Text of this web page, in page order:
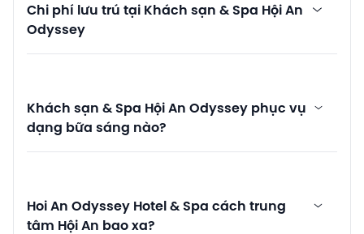
Chi phí lưu trú tại Khách sạn & Spa Hội An
Odyssey
Khách sạn & Spa Hội An Odyssey phục vụ
dạng bữa sáng nào?
Hoi An Odyssey Hotel & Spa cách trung
tâm Hội An bao xa?